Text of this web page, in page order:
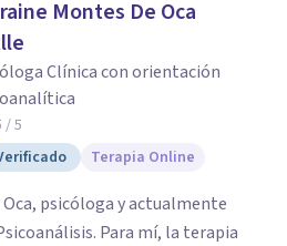
Montes De Oca
Clínica con orientación
/ 5
Terapia Online
psicóloga y actualmente
Para mí, la terapia